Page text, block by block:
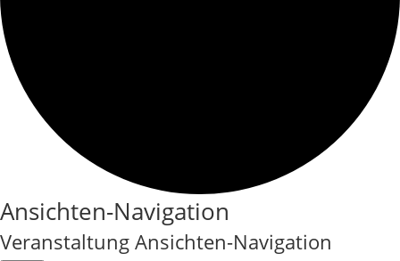
Veranstaltungen
Ansichten-Navigation
Veranstaltung Ansichten-Navigation